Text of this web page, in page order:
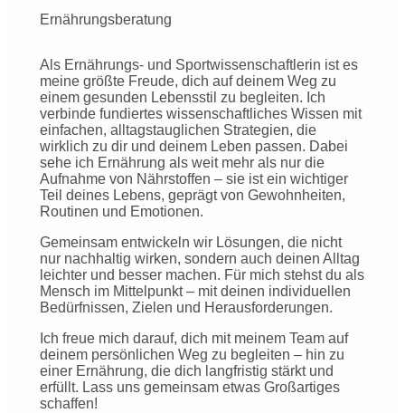
Ernährungsberatung
Als Ernährungs- und Sportwissenschaftlerin ist es
meine größte Freude, dich auf deinem Weg zu
einem gesunden Lebensstil zu begleiten. Ich
verbinde fundiertes wissenschaftliches Wissen mit
einfachen, alltagstauglichen Strategien, die
wirklich zu dir und deinem Leben passen. Dabei
sehe ich Ernährung als weit mehr als nur die
Aufnahme von Nährstoffen – sie ist ein wichtiger
Teil deines Lebens, geprägt von Gewohnheiten,
Routinen und Emotionen.
Gemeinsam entwickeln wir Lösungen, die nicht
nur nachhaltig wirken, sondern auch deinen Alltag
leichter und besser machen. Für mich stehst du als
Mensch im Mittelpunkt – mit deinen individuellen
Bedürfnissen, Zielen und Herausforderungen.
Ich freue mich darauf, dich mit meinem Team auf
deinem persönlichen Weg zu begleiten – hin zu
einer Ernährung, die dich langfristig stärkt und
erfüllt. Lass uns gemeinsam etwas Großartiges
schaffen!